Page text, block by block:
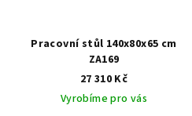
Pracovní stůl 140x80x65 cm
ZA169
27 310 Kč
Vyrobíme pro vás